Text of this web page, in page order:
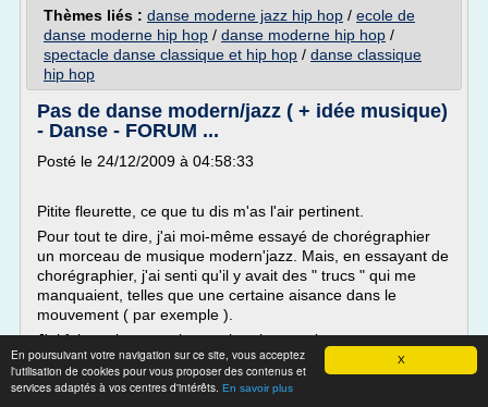
X
En poursuivant votre navigation sur ce site, vous acceptez
l'utilisation de cookies pour vous proposer des contenus et
services adaptés à vos centres d'intérêts. En savoir plus
Thèmes liés : danse moderne jazz hip hop / ecole de
danse moderne hip hop / danse moderne hip hop /
spectacle danse classique et hip hop / danse classique
hip hop
Pas de danse modern/jazz ( + idée musique)
- Danse - FORUM ...
Posté le 24/12/2009 à 04:58:33
Pitite fleurette, ce que tu dis m'as l'air pertinent.
Pour tout te dire, j'ai moi-même essayé de chorégraphier
un morceau de musique modern'jazz. Mais, en essayant de
chorégraphier, j'ai senti qu'il y avait des " trucs " qui me
manquaient, telles que une certaine aisance dans le
mouvement ( par exemple ).
J'ai fait quelques petites recherches sur le...
Lire la suite
Date:2012-01-27 16:37:00